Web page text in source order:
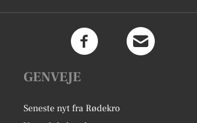
GENVEJE
Seneste nyt fra Rødekro